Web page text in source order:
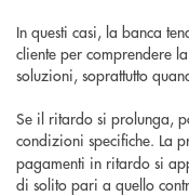
In questi casi, la banca
cliente per comprendere
soluzioni, soprattutto
Se il ritardo si prolunga,
condizioni specifiche. La
pagamenti in ritardo si
di solito pari a quello